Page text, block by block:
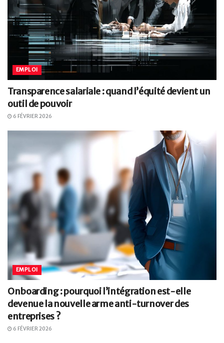
EMPLOI
Transparence salariale : quand l’équité devient un
outil de pouvoir
6 FÉVRIER 2026
EMPLOI
Onboarding : pourquoi l’intégration est-elle
devenue la nouvelle arme anti-turnover des
entreprises ?
6 FÉVRIER 2026